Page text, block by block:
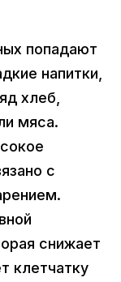
попадают
напитки,
хлеб,
мяса.
с
снижает
клетчатку